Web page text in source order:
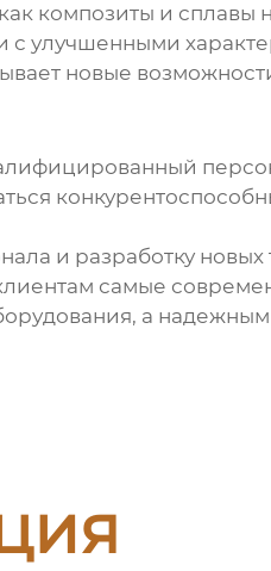
композиты и сплавы
с улучшенными
новые
и разработку
самые
а